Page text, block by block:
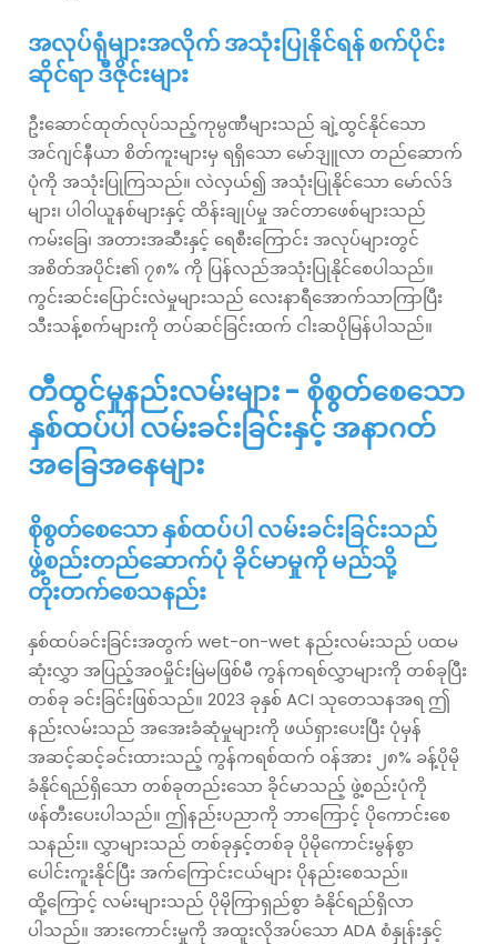
အလုပ်ရုံများအလိုက် အသုံးပြုနိုင်ရန် စက်ပိုင်း
ဆိုင်ရာ ဒီဇိုင်းများ
ဦးဆောင်ထုတ်လုပ်သည့်ကုမ္ပဏီများသည် ချဲ့ထွင်နိုင်သော
အင်ဂျင်နီယာ စိတ်ကူးများမှ ရရှိသော မော်ဒျူလာ တည်ဆောက်
ပုံကို အသုံးပြုကြသည်။ လဲလှယ်၍ အသုံးပြုနိုင်သော မော်လ်ဒ်
များ၊ ပါဝါယူနစ်များနှင့် ထိန်းချုပ်မှု အင်တာဖေစ်များသည်
ကမ်းခြေ၊ အတားအဆီးနှင့် ရေစီးကြောင်း အလုပ်များတွင်
အစိတ်အပိုင်း၏ ၇၈% ကို ပြန်လည်အသုံးပြုနိုင်စေပါသည်။
ကွင်းဆင်းပြောင်းလဲမှုများသည် လေးနာရီအောက်သာကြာပြီး
သီးသန့်စက်များကို တပ်ဆင်ခြင်းထက် ငါးဆပိုမြန်ပါသည်။
တီထွင်မှုနည်းလမ်းများ - စိုစွတ်စေသော
နှစ်ထပ်ပါ လမ်းခင်းခြင်းနှင့် အနာဂတ်
အခြေအနေများ
စိုစွတ်စေသော နှစ်ထပ်ပါ လမ်းခင်းခြင်းသည်
ဖွဲ့စည်းတည်ဆောက်ပုံ ခိုင်မာမှုကို မည်သို့
တိုးတက်စေသနည်း
နှစ်ထပ်ခင်းခြင်းအတွက် wet-on-wet နည်းလမ်းသည် ပထမ
ဆုံးလွှာ အပြည့်အ၀မှိုင်းမြဲမဖြစ်မီ ကွန်ကရစ်လွှာများကို တစ်ခုပြီး
တစ်ခု ခင်းခြင်းဖြစ်သည်။ 2023 ခုနှစ် ACI သုတေသနအရ ဤ
နည်းလမ်းသည် အအေးခံဆုံမှုများကို ဖယ်ရှားပေးပြီး ပုံမှန်
အဆင့်ဆင့်ခင်းထားသည့် ကွန်ကရစ်ထက် ဝန်အား ၂၈% ခန့်ပိုမို
ခံနိုင်ရည်ရှိသော တစ်ခုတည်းသော ခိုင်မာသည့် ဖွဲ့စည်းပုံကို
ဖန်တီးပေးပါသည်။ ဤနည်းပညာကို ဘာကြောင့် ပိုကောင်းစေ
သနည်း။ လွှာများသည် တစ်ခုနှင့်တစ်ခု ပိုမိုကောင်းမွန်စွာ
ပေါင်းကူးနိုင်ပြီး အက်ကြောင်းငယ်များ ပိုနည်းစေသည်။
ထို့ကြောင့် လမ်းများသည် ပိုမိုကြာရှည်စွာ ခံနိုင်ရည်ရှိလာ
ပါသည်။ အားကောင်းမှုကို အထူးလိုအပ်သော ADA စံနှုန်းနှင့်